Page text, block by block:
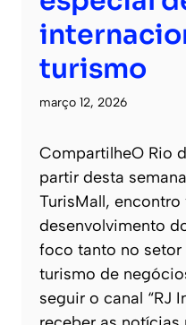
turismo
março 12, 2026
CompartilheO Rio
partir desta
TurisMall,
desenvolvimento
foco tanto no setor
turismo de
seguir o canal “RJ